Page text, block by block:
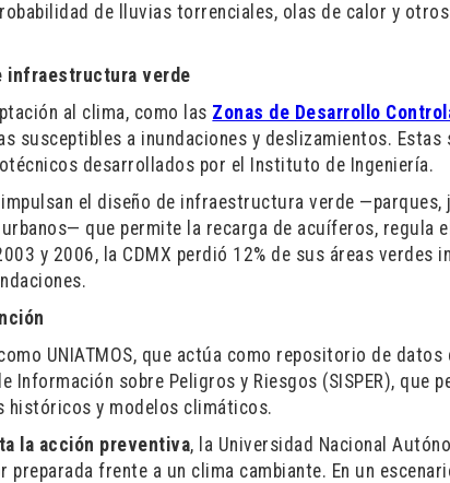
de lluvias torrenciales, olas de calor y
infraestructura verde
al clima, como las Zonas de Desarrollo
susceptibles a inundaciones y deslizamientos. Estas
desarrollados por el Instituto de Ingeniería.
el diseño de infraestructura verde —parques,
que permite la recarga de acuíferos, regula
y 2006, la CDMX perdió 12% de sus áreas verdes
UNIATMOS, que actúa como repositorio de
Información sobre Peligros y Riesgos (SISPER), que
históricos y modelos climáticos.
la acción preventiva, la Universidad Nacional
frente a un clima cambiante. En un